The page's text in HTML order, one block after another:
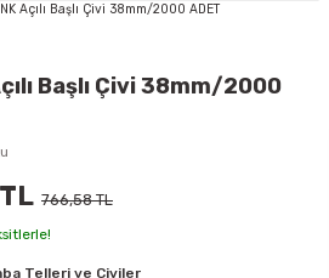
Başlı Çivi 38mm/2000
766,58 TL
Telleri ve Çiviler